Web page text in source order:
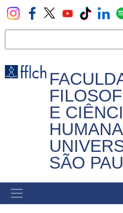
Pular
para
principal
E
SÃO
NAVEGADOR
PRINCIPAL